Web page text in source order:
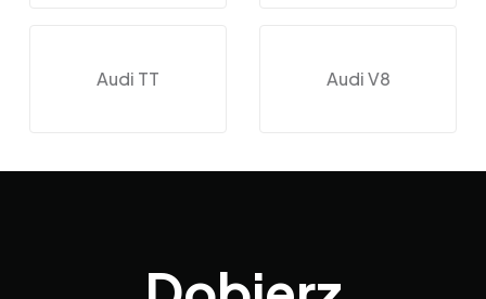
Audi TT Audi V8